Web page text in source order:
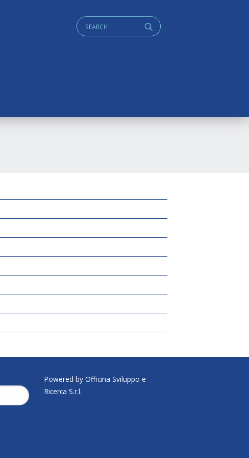
q
Cerca:
Powered by Officina Sviluppo e
Ricerca S.r.l.